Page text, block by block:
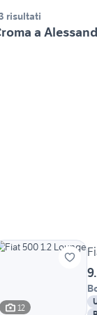
risultati
a
12